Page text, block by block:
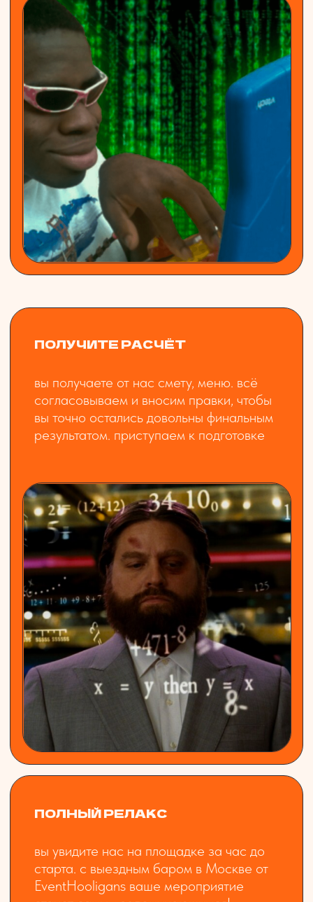
Да, мы привезём оборудование для
приготовления коктейлей, барную стойку,
столы, бокалы и стаканы, трубочки — всё, что
вы закажете. Заказывая выездной бар, вы
можете быть уверены, что ваше мероприятие
пройдет успешно
Как происходит оплата?
Чтобы начать работать с нами, вы ничего
не платите. Только к моменту брони вашей
даты, нужно будет внести 50% стоимости.
Оставшиеся 50% — в день мероприятия
Да, мы рассчитаем необходимое количество
нем и доставке выездного бара в Москве
Вы работаете по договору?
Да, мы работем по договору. Закажите
премиум выездной бар и освободите время
НАША КОМАНДА
листай, чтобы познакомиться
с нашей командой
АРТЁМ
опыт: 13 лет
ИВАН